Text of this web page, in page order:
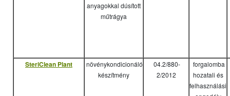
anyagokkal dúsított
műtrágya
SteriClean Plant
növénykondicionáló
készítmény
04.2/880-
2/2012
forgalomba
hozatali és
felhasználási